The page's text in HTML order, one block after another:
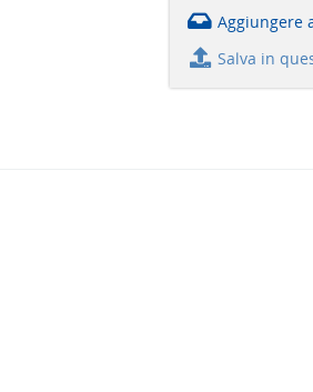
Aggiungere
Salva in